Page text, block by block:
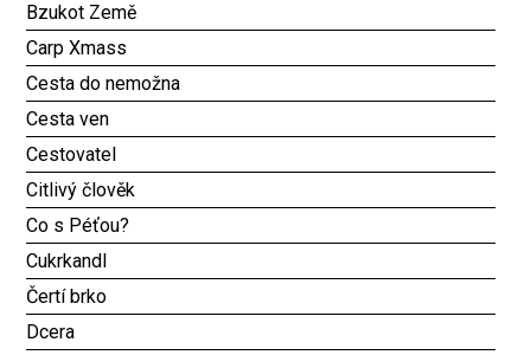
Bzukot Země
Carp Xmass
Cesta do nemožna
Cesta ven
Cestovatel
Citlivý člověk
Co s Péťou?
Cukrkandl
Čertí brko
Dcera